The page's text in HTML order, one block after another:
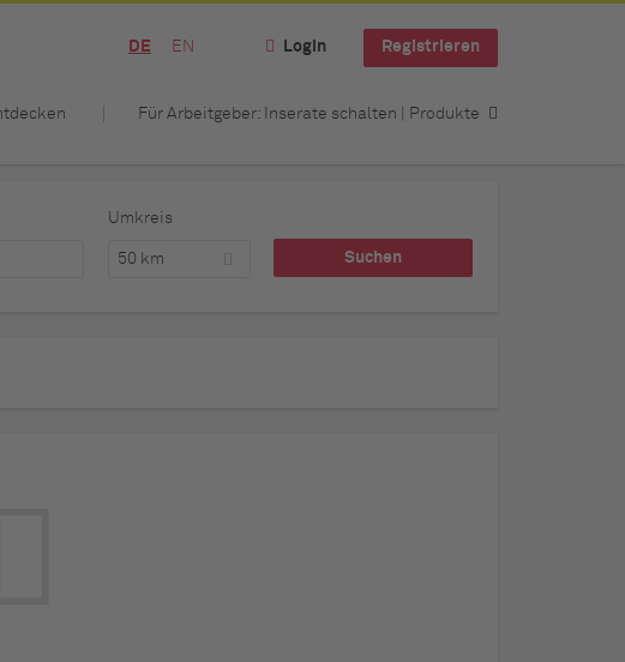
DE EN Login Registrieren
Für Arbeitgeber: Inserate schalten | Produkte
Umkreis
50 km